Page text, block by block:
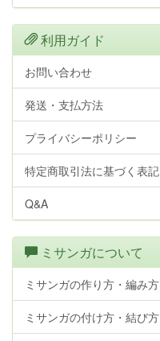
利用ガイド
お問い合わせ
発送・支払方法
プライバシーポリシー
特定商取引法に基づく表記
Q&A
ミサンガについて
ミサンガの作り方・編み方
ミサンガの付け方・結び方